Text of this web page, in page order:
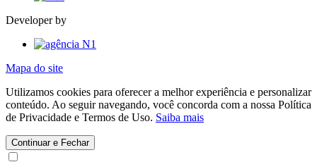
Developer by
Mapa do site
Utilizamos cookies para oferecer a melhor experiência e personalizar
conteúdo. Ao seguir navegando, você concorda com a nossa Política
de Privacidade e Termos de Uso. Saiba mais
Continuar e Fechar